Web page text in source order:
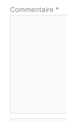
Commentaire *